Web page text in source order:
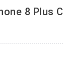
8 Plus